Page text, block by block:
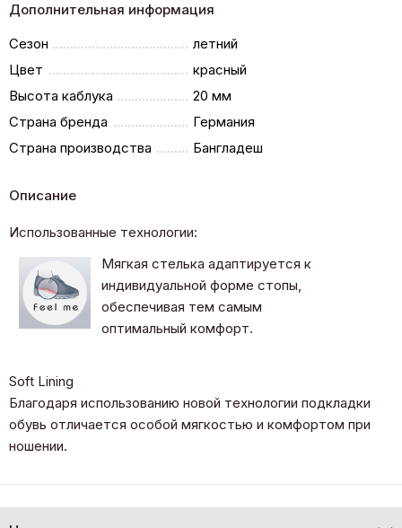
Дополнительная информация
Сезон
летний
Цвет
красный
Высота каблука
20 мм
Страна бренда
Германия
Страна производства
Бангладеш
Описание
Использованные технологии:
Мягкая стелька адаптируется к
индивидуальной форме стопы,
обеспечивая тем самым
оптимальный комфорт.
Soft Lining
Благодаря использованию новой технологии подкладки
обувь отличается особой мягкостью и комфортом при
ношении.